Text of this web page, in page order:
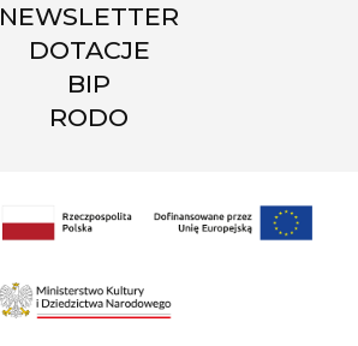
NEWSLETTER
DOTACJE
BIP
RODO